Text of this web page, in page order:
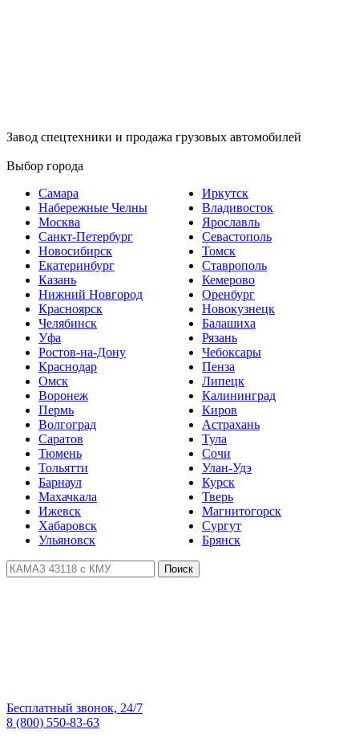
Завод спецтехники и продажа грузовых автомобилей
Выбор города
Самара
Набережные Челны
Москва
Санкт-Петербург
Новосибирск
Екатеринбург
Казань
Нижний Новгород
Красноярск
Челябинск
Уфа
Ростов-на-Дону
Краснодар
Омск
Воронеж
Пермь
Волгоград
Саратов
Тюмень
Тольятти
Барнаул
Махачкала
Ижевск
Хабаровск
Ульяновск
Иркутск
Владивосток
Ярославль
Севастополь
Томск
Ставрополь
Кемерово
Оренбург
Новокузнецк
Балашиха
Рязань
Чебоксары
Пенза
Липецк
Калининград
Киров
Астрахань
Тула
Сочи
Улан-Удэ
Курск
Тверь
Магнитогорск
Сургут
Брянск
Поиск
Бесплатный звонок, 24/7
8 (800) 550-83-63